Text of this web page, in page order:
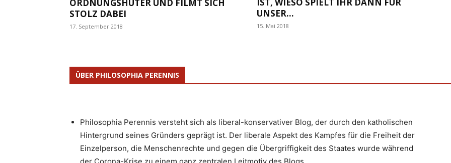
ORDNUNGSHÜTER UND FILMT SICH
STOLZ DABEI
17. September 2018
IST, WIESO SPIELT IHR DANN FÜR
UNSER...
15. Mai 2018
ÜBER PHILOSOPHIA PERENNIS
Philosophia Perennis versteht sich als liberal-konservativer Blog, der durch den katholischen
Hintergrund seines Gründers geprägt ist. Der liberale Aspekt des Kampfes für die Freiheit der
Einzelperson, die Menschenrechte und gegen die Übergriffigkeit des Staates wurde während
der Corona-Krise zu einem ganz zentralen Leitmotiv des Blogs.